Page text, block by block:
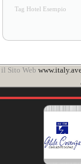
Tag Hotel Esempio
il Sito Web